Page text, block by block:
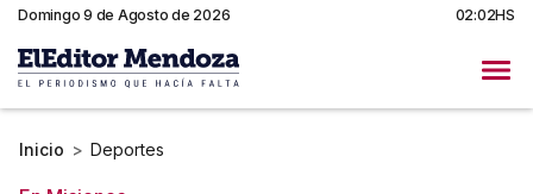
Domingo 9 de Agosto de 2026 02:02HS
Inicio > Deportes